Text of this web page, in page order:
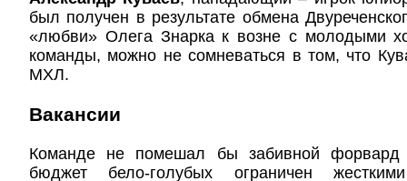
был получен в результате обмена
«любви» Олега Знарка к возне с молодыми
команды, можно не сомневаться в том, что
МХЛ.
Вакансии
Команде не помешал бы забивной
бюджет бело-голубых ограничен